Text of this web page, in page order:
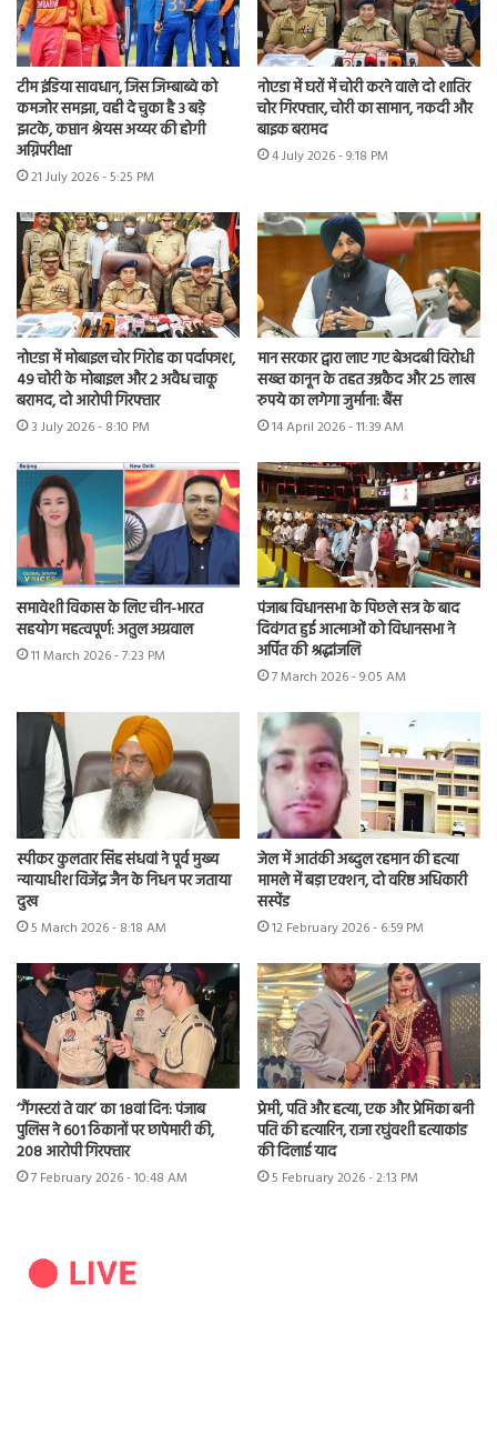
टीम इंडिया सावधान, जिस जिम्बाब्वे को
कमजोर समझा, वही दे चुका है 3 बड़े
झटके, कप्तान श्रेयस अय्यर की होगी
अग्निपरीक्षा
21 July 2026 - 5:25 PM
नोएडा में घरों में चोरी करने वाले दो शातिर
चोर गिरफ्तार, चोरी का सामान, नकदी और
बाइक बरामद
4 July 2026 - 9:18 PM
नोएडा में मोबाइल चोर गिरोह का पर्दाफाश,
49 चोरी के मोबाइल और 2 अवैध चाकू
बरामद, दो आरोपी गिरफ्तार
3 July 2026 - 8:10 PM
मान सरकार द्वारा लाए गए बेअदबी विरोधी
सख्त कानून के तहत उम्रकैद और 25 लाख
रुपये का लगेगा जुर्माना: बैंस
14 April 2026 - 11:39 AM
समावेशी विकास के लिए चीन-भारत
सहयोग महत्वपूर्ण: अतुल अग्रवाल
11 March 2026 - 7:23 PM
पंजाब विधानसभा के पिछले सत्र के बाद
दिवंगत हुई आत्माओं को विधानसभा ने
अर्पित की श्रद्धांजलि
7 March 2026 - 9:05 AM
स्पीकर कुलतार सिंह संधवां ने पूर्व मुख्य
न्यायाधीश विजेंद्र जैन के निधन पर जताया
दुख
5 March 2026 - 8:18 AM
जेल में आतंकी अब्दुल रहमान की हत्या
मामले में बड़ा एक्शन, दो वरिष्ठ अधिकारी
सस्पेंड
12 February 2026 - 6:59 PM
‘गैंगस्टरां ते वार’ का 18वां दिन: पंजाब
पुलिस ने 601 ठिकानों पर छापेमारी की,
208 आरोपी गिरफ्तार
7 February 2026 - 10:48 AM
प्रेमी, पति और हत्या, एक और प्रेमिका बनी
पति की हत्यारिन, राजा रघुंवशी हत्याकांड
की दिलाई याद
5 February 2026 - 2:13 PM